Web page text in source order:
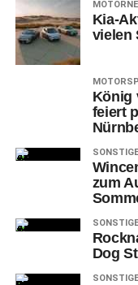
Text: Stadt Nürnberg
Titelfoto:
dem Großen
Fotos: Kathrin
RELATED TOPICS:
CHRISTIAN VOGEL
NUREMBERG
SERVICEBETRIEB
STADT NÜRNBERG
Kia-
vielen
König
feiert
zum
Dog